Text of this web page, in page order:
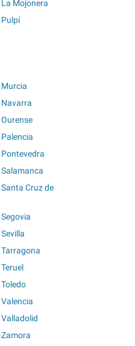
Mojonera
Cruz de